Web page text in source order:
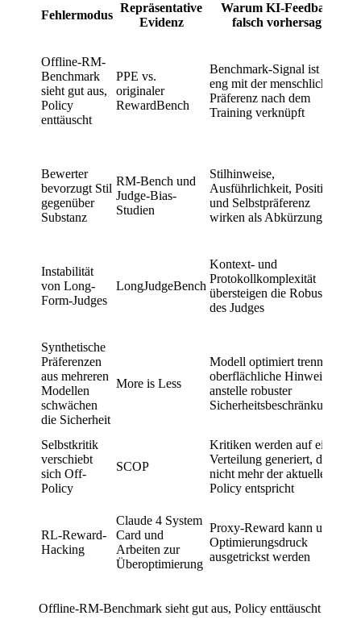
Fehlermodus
Repräsentative
Evidenz
Warum KI-Feedback
falsch vorhersagt
Offline-RM-
Benchmark
sieht gut aus,
Policy
enttäuscht
PPE vs.
originaler
RewardBench
Benchmark-Signal ist nicht
eng mit der menschlichen
Präferenz nach dem
Training verknüpft
Bewerter
bevorzugt Stil
gegenüber
Substanz
RM-Bench und
Judge-Bias-
Studien
Stilhinweise,
Ausführlichkeit, Position
und Selbstpräferenz
wirken als Abkürzungen
Instabilität
von Long-
Form-Judges
LongJudgeBench
Kontext- und
Protokollkomplexität
übersteigen die Robustheit
des Judges
Synthetische
Präferenzen
aus mehreren
Modellen
schwächen
die Sicherheit
More is Less
Modell optimiert trennbare
oberflächliche Hinweise
anstelle robuster
Sicherheitsbeschränkungen
Selbstkritik
verschiebt
sich Off-
Policy
SCOP
Kritiken werden auf einer
Verteilung generiert, die
nicht mehr der aktuellen
Policy entspricht
RL-Reward-
Hacking
Claude 4 System
Card und
Arbeiten zur
Überoptimierung
Proxy-Reward kann unter
Optimierungsdruck
ausgetrickst werden
Offline-RM-Benchmark sieht gut aus, Policy enttäuscht